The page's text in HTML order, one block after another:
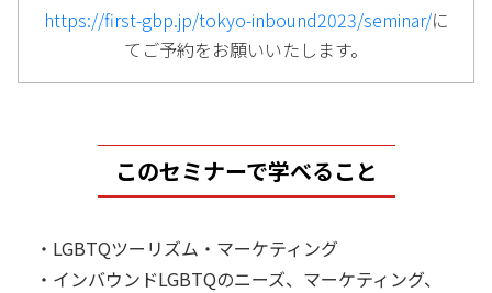
https://first-gbp.jp/tokyo-inbound2023/seminar/に
てご予約をお願いいたします。
このセミナーで学べること
・LGBTQツーリズム・マーケティング
・インバウンドLGBTQのニーズ、マーケティング、